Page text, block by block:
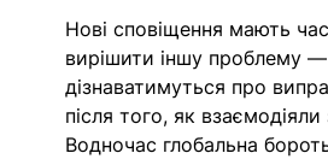
Нові сповіщення мають
вирішити іншу проблему —
дізнаватимуться про
після того, як
Водночас глобальна